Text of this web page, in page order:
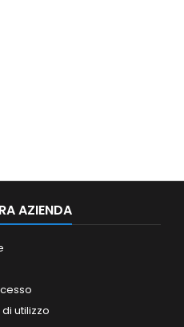
AZIENDA
utilizzo